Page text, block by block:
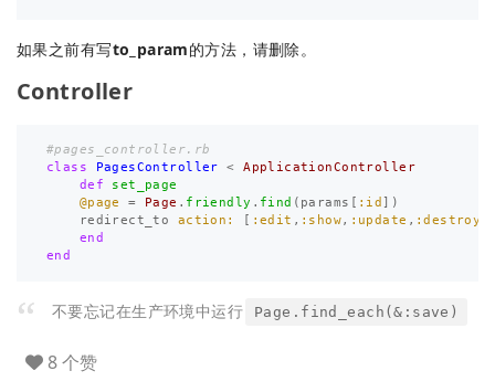
如果之前有写to_param的方法，请删除。
Controller
#pages_controller.rb
class
PagesController <
ApplicationController
def
set_page
@page
= Page . friendly . find ( params :id
])
redirect_to
action: :edit , :show, :update , :destroy
end
end
不要忘记在生产环境中运行 Page.find_each(&:save)
8 个赞